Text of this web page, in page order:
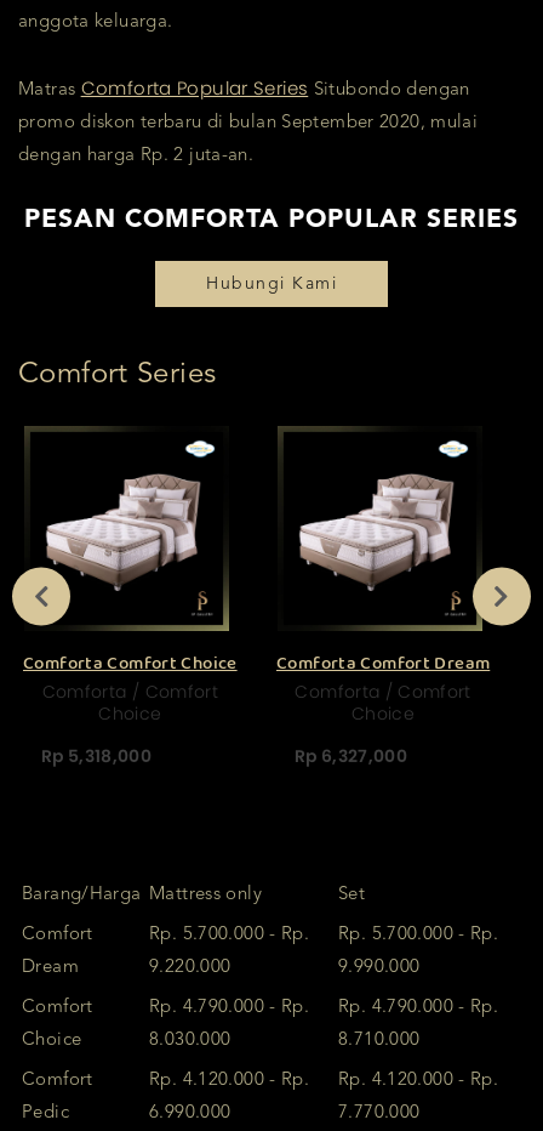
anggota keluarga.
Matras Comforta Popular Series Situbondo dengan
promo diskon terbaru di bulan September 2020, mulai
dengan harga Rp. 2 juta-an.
PESAN COMFORTA POPULAR SERIES
Hubungi Kami
Comfort Series
Comforta Comfort Choice
Comforta / Comfort
Choice
Rp 5,318,000
Comforta Comfort Dream
Comforta / Comfort
Choice
Rp 6,327,000
Barang/Harga Mattress only Set
Comfort
Dream
Rp. 5.700.000 - Rp.
9.220.000
Rp. 5.700.000 - Rp.
9.990.000
Comfort
Choice
Rp. 4.790.000 - Rp.
8.030.000
Rp. 4.790.000 - Rp.
8.710.000
Comfort
Pedic
Rp. 4.120.000 - Rp.
6.990.000
Rp. 4.120.000 - Rp.
7.770.000